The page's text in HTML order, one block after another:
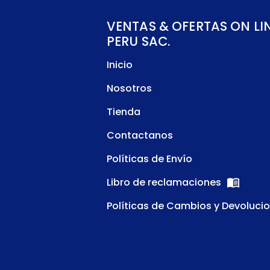
VENTAS & OFERTAS ON
PERU SAC.
Inicio
Nosotros
Tienda
Contactanos
Políticas de Envío
Libro de reclamaciones
Políticas de Cambios y